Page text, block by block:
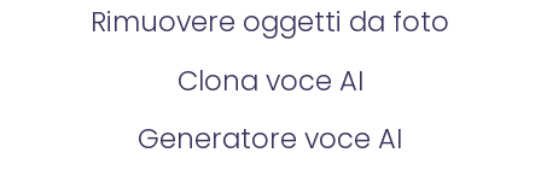
Rimuovere oggetti da foto
Clona voce AI
Generatore voce AI